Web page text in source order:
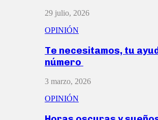
29 julio, 2026
OPINIÓN
Te necesitamos, tu
número
3 marzo, 2026
OPINIÓN